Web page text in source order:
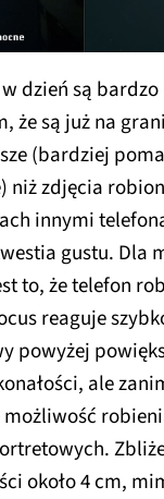
dzień są
że są już na
(bardziej
niż zdjęcia
innymi
gustu. Dla
to, że telefon
reaguje
powyżej
ale
około 4 cm,